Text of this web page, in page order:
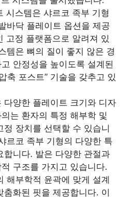
시스템은 샤르코 족부 기형
바닥 플레이트 옵션을 제공
고정 플랫폼으로 알려져 있
템은 뼈의 질이 좋지 않은 경
안정성을 높이도록 설계된
축 포스트” 기술을 갖추고 있
다양한 플레이트 크기와 디자
는 환자의 특정 해부학 및
정 장치를 선택할 수 있습니
르코 족부 기형의 다양한 특
합니다. 발은 다양한 관절과
구조를 가지고 있습니다.
해부학적 윤곽에 맞게 설계
춤화된 핏을 제공합니다. 이